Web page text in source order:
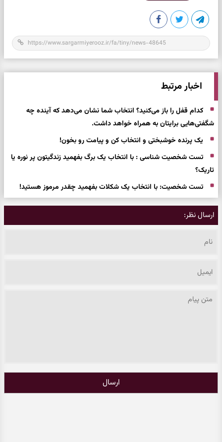
اخبار مرتبط
کدام قفل را باز می‌کنید؟ انتخاب شما نشان می‌دهد که آینده چه
شگفتی‌هایی برایتان به همراه خواهد داشت.
یک پرنده خوشبختی و انتخاب کن و پیامت رو بخون!
تست شخصیت شناسی : با انتخاب یک برگ بفهمید زندگیتون پر نوره یا
تاریک؟
تست شخصیت: با انتخاب یک شکلات بفهمید چقدر مرموز هستید!
ارسال نظر:
ارسال